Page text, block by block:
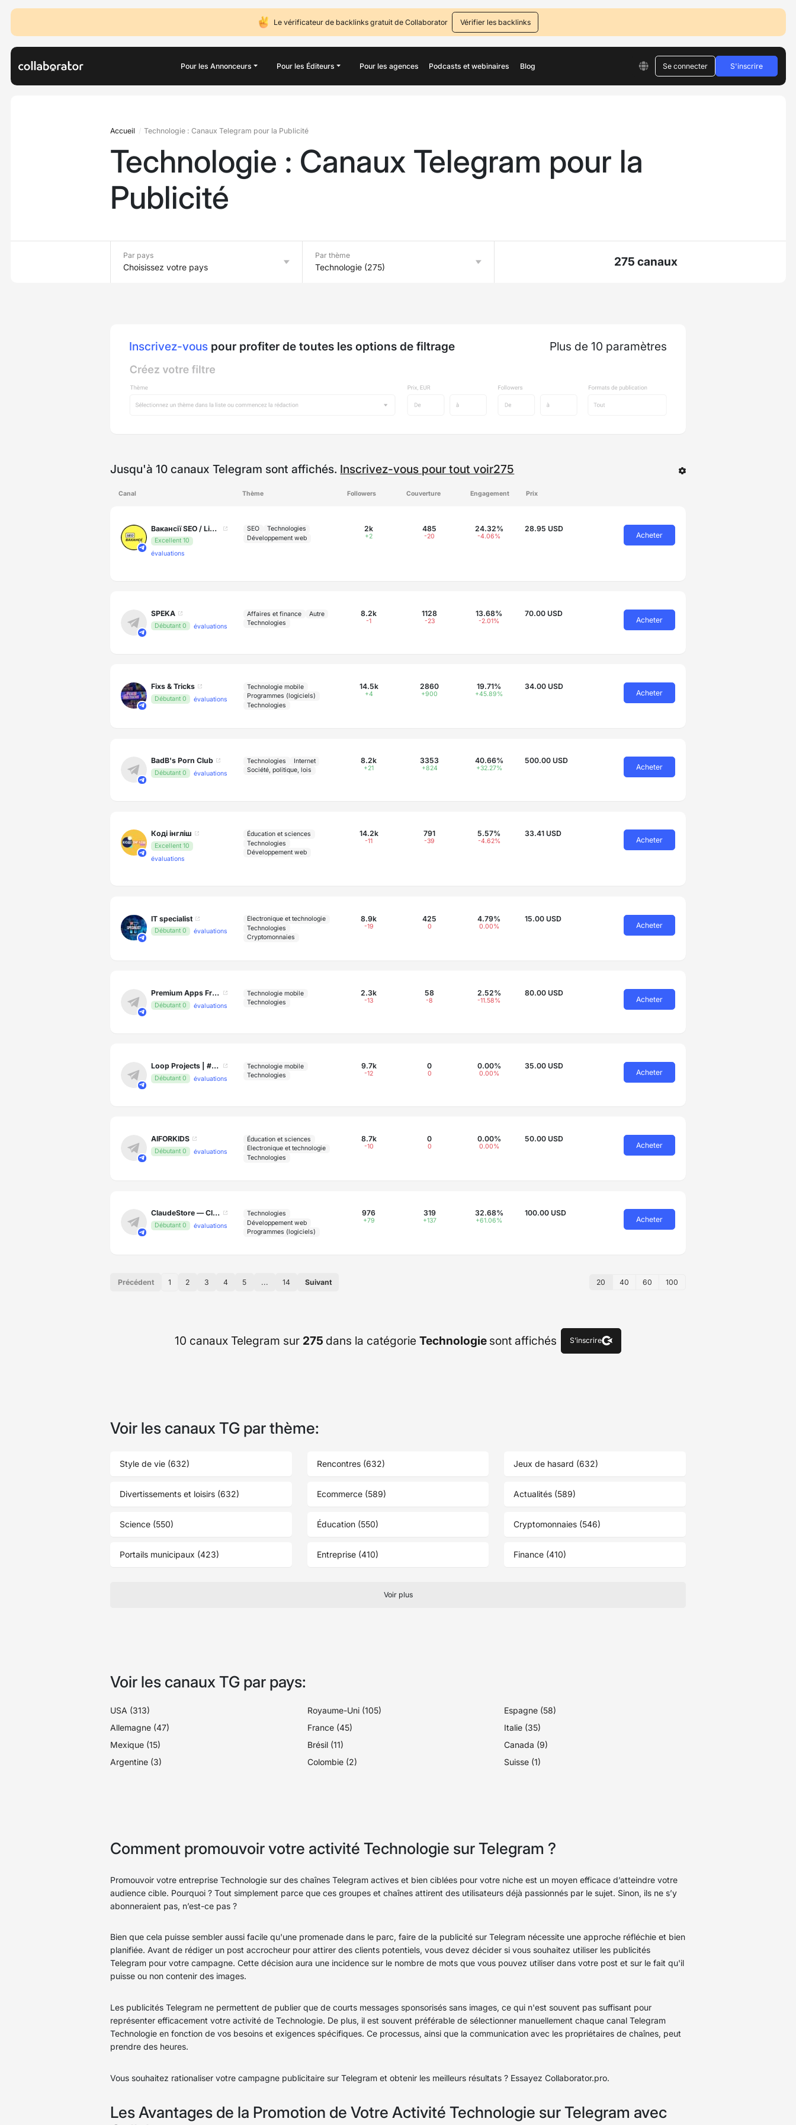
Le vérificateur de backlinks gratuit de Collaborator Vérifier les backlinks
Pour les Annonceurs Pour les Éditeurs Pour les agences Podcasts et webinaires Blog Se connecter S'inscrire
Accueil Technologie : Canaux Telegram pour la Publicité
Technologie : Canaux Telegram pour la
Publicité
Par pays
Choisissez votre pays
Par thème
Technologie (275) 275 canaux
Inscrivez-vouspour profiter de toutes les options de filtrage Plus de 10 paramètres
Jusqu'à 10 canaux Telegram sont affichés. Inscrivez-vous pour tout voir275
Canal Thème Followers Couverture Engagement Prix
Вакансії SEO / Linkbuilder / PBN / ASO specialist, вакансії
Excellent 10
évaluations
SEO
Technologies
Développement web
2k
+2
485
-20
24.32%
-4.06%
28.95 USD
Acheter
SPEKA
Débutant 0 évaluations
Affaires et finance
Autre
Technologies
8.2k
-1
1128
-23
13.68%
-2.01%
70.00 USD
Acheter
Fixs & Tricks
Débutant 0 évaluations
Technologie mobile
Programmes (logiciels)
Technologies
14.5k
+4
2860
+900
19.71%
+45.89%
34.00 USD
Acheter
BadB's Porn Club
Débutant 0 évaluations
Technologies
Internet
Société, politique, lois
8.2k
+21
3353
+824
40.66%
+32.27%
500.00 USD
Acheter
Коді інгліш
Excellent 10
évaluations
Éducation et sciences
Technologies
Développement web
14.2k
-11
791
-39
5.57%
-4.62%
33.41 USD
Acheter
IT specialist
Débutant 0 évaluations
Électronique et technologie
Technologies
Cryptomonnaies
8.9k
-19
425
0
4.79%
0.00%
15.00 USD
Acheter
Premium Apps Free Download
Débutant 0 évaluations
Technologie mobile
Technologies
2.3k
-13
58
-8
2.52%
-11.58%
80.00 USD
Acheter
Loop Projects | #TeamFiles
Débutant 0 évaluations
Technologie mobile
Technologies
9.7k
-12
0
0
0.00%
0.00%
35.00 USD
Acheter
AIFORKIDS
Débutant 0 évaluations
Éducation et sciences
Électronique et technologie
Technologies
8.7k
-10
0
0
0.00%
0.00%
50.00 USD
Acheter
ClaudeStore — Claude API Access
Débutant 0 évaluations
Technologies
Développement web
Programmes (logiciels)
976
+79
319
+137
32.68%
+61.06%
100.00 USD
Acheter
Précédent 1 2 3 4 5 ... 14 Suivant 20 40 60 100
10 canaux Telegram sur 275 dans la catégorie Technologie sont affichés S’inscrire
Voir les canaux TG par thème:
Style de vie (632) Rencontres (632) Jeux de hasard (632)
Divertissements et loisirs (632) Ecommerce (589) Actualités (589)
Science (550) Éducation (550) Cryptomonnaies (546)
Portails municipaux (423) Entreprise (410) Finance (410)
Voir plus
Voir les canaux TG par pays:
USA (313) Royaume-Uni (105)
Espagne (58)
Allemagne (47)
France (45)
Italie (35)
Mexique (15)
Brésil (11)
Canada (9)
Argentine (3)
Colombie (2) Suisse (1)
Comment promouvoir votre activité Technologie sur Telegram ?
Promouvoir votre entreprise Technologie sur des chaînes Telegram actives et bien ciblées pour votre niche est un moyen efficace d’atteindre votre
audience cible. Pourquoi ? Tout simplement parce que ces groupes et chaînes attirent des utilisateurs déjà passionnés par le sujet. Sinon, ils ne s’y
abonneraient pas, n’est-ce pas ?
Bien que cela puisse sembler aussi facile qu'une promenade dans le parc, faire de la publicité sur Telegram nécessite une approche réfléchie et bien
planifiée. Avant de rédiger un post accrocheur pour attirer des clients potentiels, vous devez décider si vous souhaitez utiliser les publicités
Telegram pour votre campagne. Cette décision aura une incidence sur le nombre de mots que vous pouvez utiliser dans votre post et sur le fait qu'il
puisse ou non contenir des images.
Les publicités Telegram ne permettent de publier que de courts messages sponsorisés sans images, ce qui n'est souvent pas suffisant pour
représenter efficacement votre activité de Technologie. De plus, il est souvent préférable de sélectionner manuellement chaque canal Telegram
Technologie en fonction de vos besoins et exigences spécifiques. Ce processus, ainsi que la communication avec les propriétaires de chaînes, peut
prendre des heures.
Vous souhaitez rationaliser votre campagne publicitaire sur Telegram et obtenir les meilleurs résultats ? Essayez Collaborator.pro.
Les Avantages de la Promotion de Votre Activité Technologie sur Telegram avec